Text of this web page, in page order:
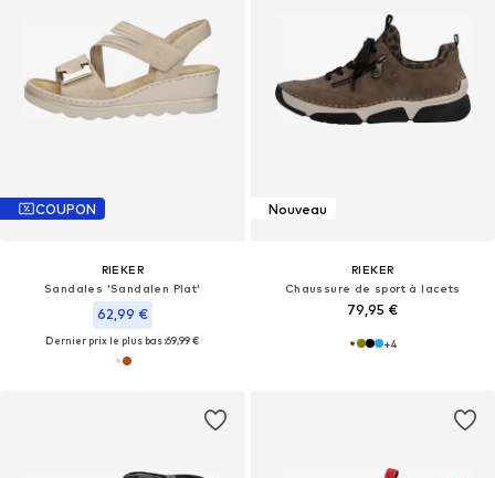
COUPON
RIEKER
Sandales 'Sandalen Plat'
62,99 €
Dernier prix le plus bas :69,99 €
Nouveau
RIEKER
Chaussure de sport à lacets
79,95 €
+4